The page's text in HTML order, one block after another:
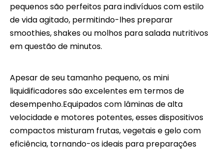
pequenos são perfeitos para indivíduos com estilo
de vida agitado, permitindo-lhes preparar
smoothies, shakes ou molhos para salada nutritivos
em questão de minutos.
Apesar de seu tamanho pequeno, os mini
liquidificadores são excelentes em termos de
desempenho.Equipados com lâminas de alta
velocidade e motores potentes, esses dispositivos
compactos misturam frutas, vegetais e gelo com
eficiência, tornando-os ideais para preparações